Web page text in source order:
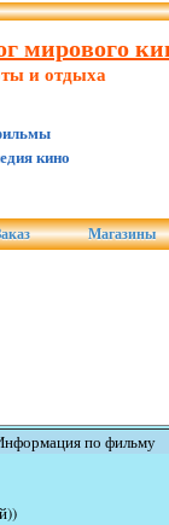
мирового
и отдыха
кино
Магазины
по фильму